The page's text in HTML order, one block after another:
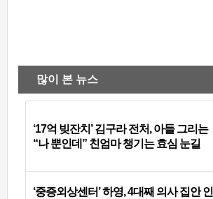
많이 본 뉴스
‘17억 빚잔치’ 김구라 전처, 아들 그리는
“나 뿐인데” 친엄마 챙기는 효심 눈길
‘중증외상센터’ 하영, 4대째 의사 집안 인